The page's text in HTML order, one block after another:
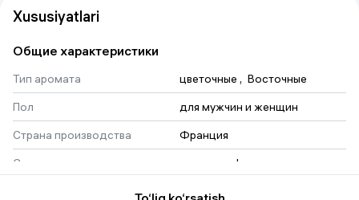
Xususiyatlari
Общие характеристики
Тип аромата цветочные , Восточные
Пол
для мужчин и женщин
Страна производства
Франция
Средние ноты
фиалка
Болгарская роза , Кокосовое
молоко